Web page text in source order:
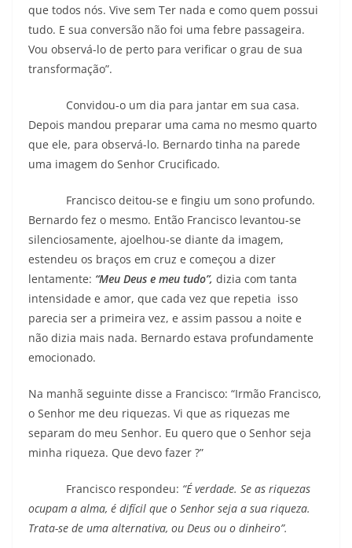
que todos nós. Vive sem Ter nada e como quem possui
tudo. E sua conversão não foi uma febre passageira.
Vou observá-lo de perto para verificar o grau de sua
transformação”.
Convidou-o um dia para jantar em sua casa.
Depois mandou preparar uma cama no mesmo quarto
que ele, para observá-lo. Bernardo tinha na parede
uma imagem do Senhor Crucificado.
Francisco deitou-se e fingiu um sono profundo.
Bernardo fez o mesmo. Então Francisco levantou-se
silenciosamente, ajoelhou-se diante da imagem,
estendeu os braços em cruz e começou a dizer
lentamente: “Meu Deus e meu tudo”, dizia com tanta
intensidade e amor, que cada vez que repetia isso
parecia ser a primeira vez, e assim passou a noite e
não dizia mais nada. Bernardo estava profundamente
emocionado.
Na manhã seguinte disse a Francisco: “Irmão Francisco,
o Senhor me deu riquezas. Vi que as riquezas me
separam do meu Senhor. Eu quero que o Senhor seja
minha riqueza. Que devo fazer ?”
Francisco respondeu: “É verdade. Se as riquezas
ocupam a alma, é difícil que o Senhor seja a sua riqueza.
Trata-se de uma alternativa, ou Deus ou o dinheiro”.